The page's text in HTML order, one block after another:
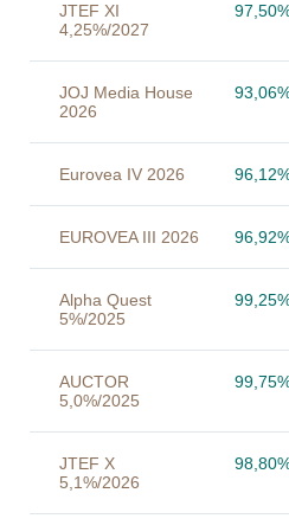
JTEF XI
4,25%/2027
JOJ Media House
2026
Eurovea IV 2026
EUROVEA III 2026
Alpha Quest
5%/2025
AUCTOR
5,0%/2025
JTEF X
5,1%/2026